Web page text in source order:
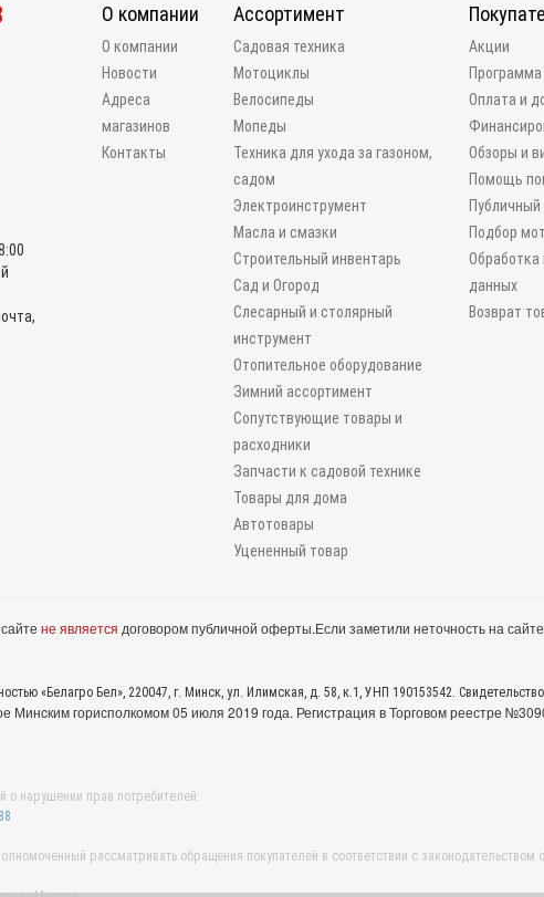
О компании
О компании
Новости
Адреса
магазинов
Контакты
Ассортимент
Садовая техника
Мотоциклы
Велосипеды
Мопеды
Техника для ухода за газоном,
садом
Электроинструмент
Масла и смазки
Строительный инвентарь
Сад и Огород
Слесарный и столярный
инструмент
Отопительное оборудование
Зимний ассортимент
Сопутствующие товары и
расходники
Запчасти к садовой технике
Товары для дома
Автотовары
Уцененный товар
Акции
Оплата и
Обзоры и
Помощь
Публичный
Подбор
Обработка
данных
Возврат
не является договором публичной оферты.Если заметили неточность на
«Белагро Бел», 220047, г. Минск, ул. Илимская, д. 58, к.1, УНП 190153542.
Минcким горисполкомом 05 июля 2019 года. Регистрация в Торговом реестре
о нарушении прав потребителей:
рассматривать обращения покупателей в соответствии с законодательством